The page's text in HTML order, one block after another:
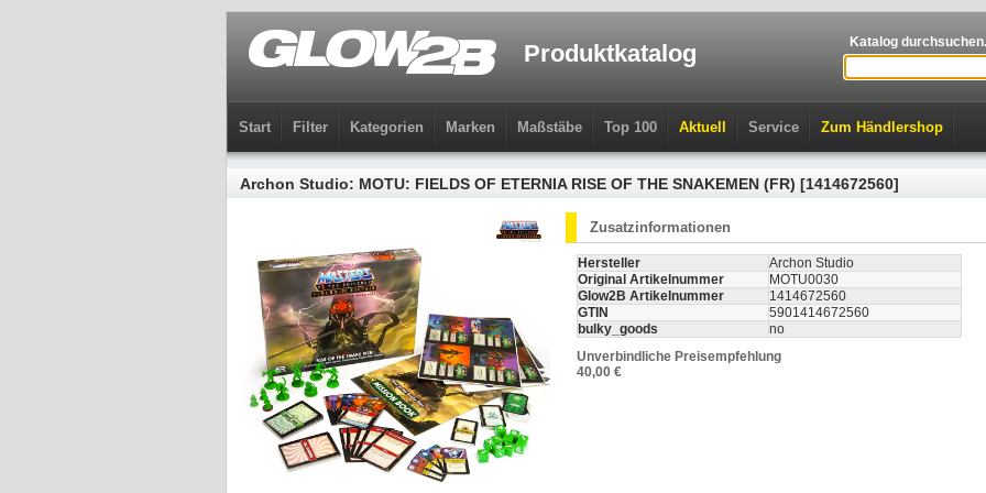
Produktkatalog Katalog
Start Filter Kategorien Marken Maßstäbe Top 100 Aktuell Service Zum Händlershop
Archon Studio: MOTU: FIELDS OF ETERNIA RISE OF THE SNAKEMEN (FR) [1414672560]
Zusatzinformationen
Hersteller
Archon Studio
Original Artikelnummer
MOTU0030
Glow2B Artikelnummer
1414672560
GTIN
5901414672560
bulky_goods
no
Unverbindliche Preisempfehlung
40,00 €